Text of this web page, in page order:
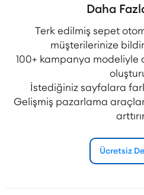
Daha
Terk edilmiş sepet
müşterilerinize
100+ kampanya modeliyle
İstediğiniz sayfalara
Gelişmiş pazarlama
Ücretsiz